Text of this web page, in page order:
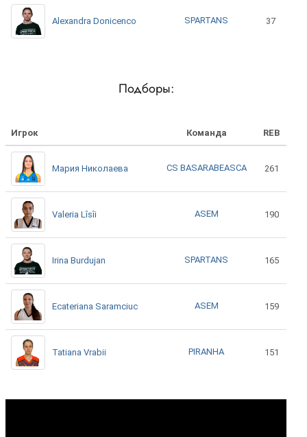
Alexandra Donicenco SPARTANS 37
Подборы:
Игрок Команда REB
Мария Николаева CS BASARABEASCA 261
Valeria Lîsîi ASEM 190
Irina Burdujan SPARTANS 165
Ecateriana Saramciuc ASEM 159
Tatiana Vrabii PIRANHA 151